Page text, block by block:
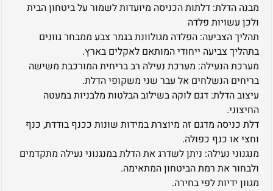
מבנה הדלת: דלתות הכניסה מיועדות לשמור על ביטחון הבית
ולכן עשויות פלדה
תהליך הצביעה: הפלדה מגולוונת בגמר צבע ממבחר גוונים
בתהליך צביעה ייחודי המותאם לאקלים בארץ.
מערכת הנעילה: מערכת נעילה רב בריחית המורכבת משישה
בריחים הנשלחים אל עבר שני משקופי הדלת.
עיצוב הדלת: דגם לוקה בשילוב הבלטות מלבניות במעטה
החיצוני.
דלת כניסה מדגם זה מיוצרת במידות שונות ככנף בודדת, כנף
וחצי או כנף כפולה.
מנגנוני נעילה: ניתן לשדרג את הדלת במנגנוני נעילה מתקדמים
ולבחור את רמת הביטחון המתאימה.
מגוון ידיות לפי בחירה.